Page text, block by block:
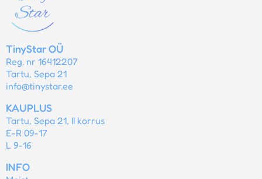
TinyStar OÜ
Reg. nr 16412207
Tartu, Sepa 21
info@tinystar.ee
KAUPLUS
Tartu, Sepa 21, II korrus
E-R 09-17
L 9-16
INFO